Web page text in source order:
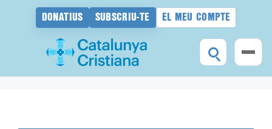
DONATIUS SUBSCRIU-TE EL MEU COMPTE